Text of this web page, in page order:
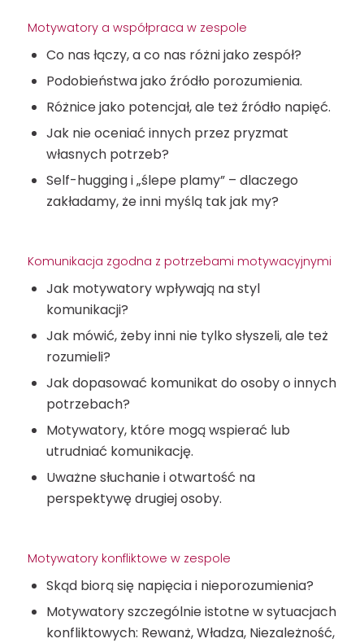
Motywatory a współpraca w zespole
Co nas łączy, a co nas różni jako zespół?
Podobieństwa jako źródło porozumienia.
Różnice jako potencjał, ale też źródło napięć.
Jak nie oceniać innych przez pryzmat
własnych potrzeb?
Self-hugging i „ślepe plamy” – dlaczego
zakładamy, że inni myślą tak jak my?
Komunikacja zgodna z potrzebami motywacyjnymi
Jak motywatory wpływają na styl
komunikacji?
Jak mówić, żeby inni nie tylko słyszeli, ale też
rozumieli?
Jak dopasować komunikat do osoby o innych
potrzebach?
Motywatory, które mogą wspierać lub
utrudniać komunikację.
Uważne słuchanie i otwartość na
perspektywę drugiej osoby.
Motywatory konfliktowe w zespole
Skąd biorą się napięcia i nieporozumienia?
Motywatory szczególnie istotne w sytuacjach
konfliktowych: Rewanż, Władza, Niezależność,